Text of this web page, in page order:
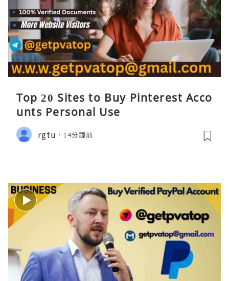
Top 20 Sites to Buy Pinterest Acco
unts Personal Use
rgtu 14分鐘前